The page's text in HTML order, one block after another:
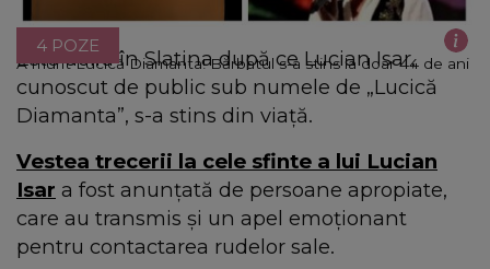
A murit Lucică Diamanta! Bărbatul s-a stins la doar 44 de ani
4 POZE
Este doliu în Slatina după ce Lucian Isar,
cunoscut de public sub numele de „Lucică
Diamanta”, s-a stins din viață.
Vestea trecerii la cele sfinte a lui Lucian
Isar a fost anunțată de persoane apropiate,
care au transmis și un apel emoționant
pentru contactarea rudelor sale.